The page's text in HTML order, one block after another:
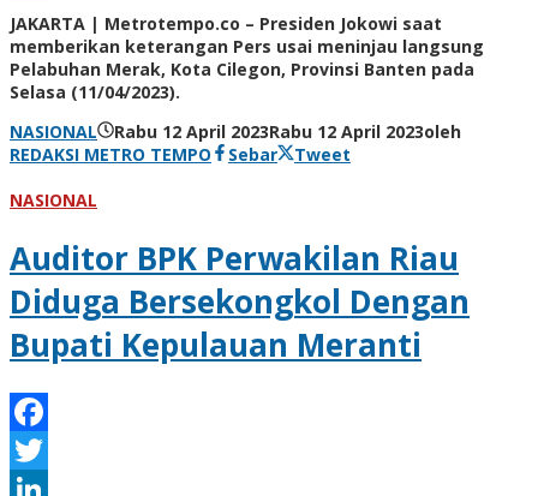
Share
JAKARTA | Metrotempo.co – Presiden Jokowi saat
memberikan keterangan Pers usai meninjau langsung
Pelabuhan Merak, Kota Cilegon, Provinsi Banten pada
Selasa (11/04/2023).
NASIONAL
Rabu 12 April 2023Rabu 12 April 2023oleh
REDAKSI METRO TEMPO
Sebar
Tweet
NASIONAL
Auditor BPK Perwakilan Riau
Diduga Bersekongkol Dengan
Bupati Kepulauan Meranti
Facebook
Twitter